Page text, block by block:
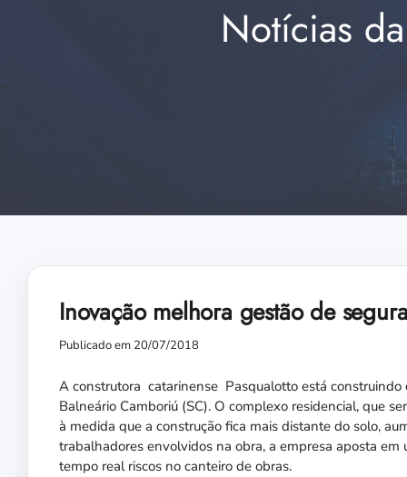
Notícias
Inovação melhora gestão de
Publicado em 20/07/2018
A construtora catarinense Pasqualotto está
Balneário Camboriú (SC). O complexo residencial, que
à medida que a construção fica mais distante do solo,
trabalhadores envolvidos na obra, a empresa aposta
tempo real riscos no canteiro de obras.